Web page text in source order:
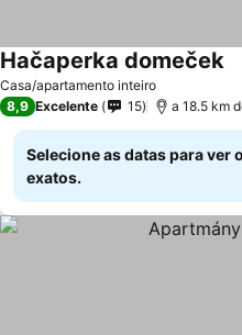
Casa/apartamento inteiro
Hačaperka domeček
8,9 Excelente 15 a 18.5 km
Selecione as datas para ver
exatos.